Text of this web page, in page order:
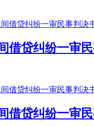
借贷纠纷一审
借贷纠纷一审